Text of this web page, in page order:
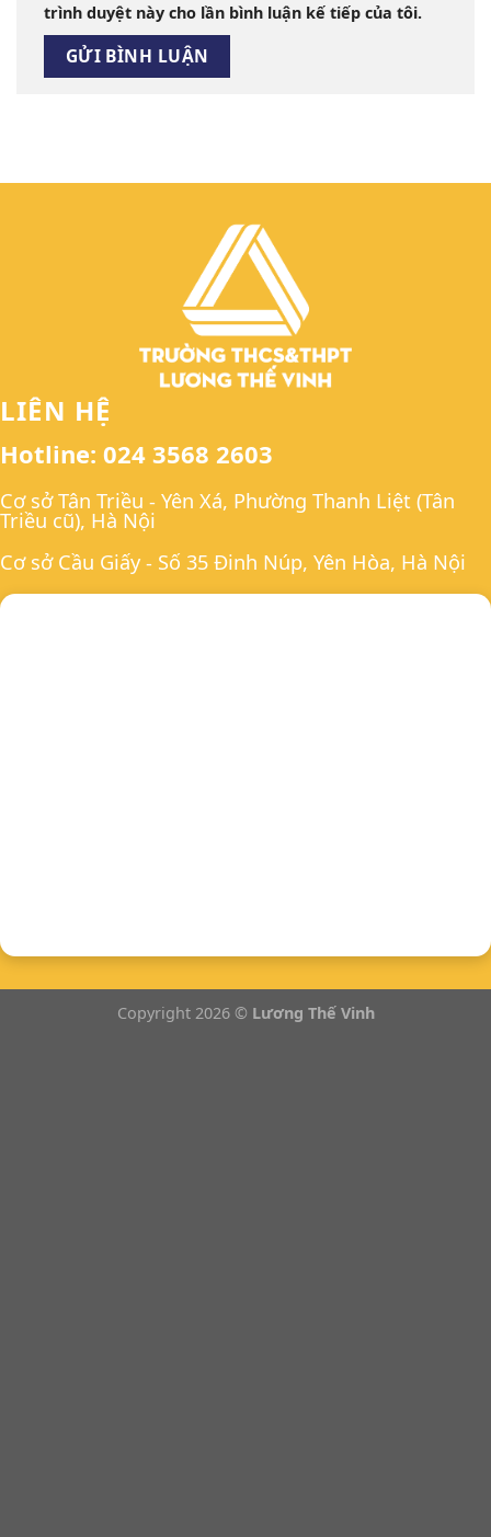
trình duyệt này cho lần bình luận kế tiếp của tôi.
LIÊN HỆ
Hotline: 024 3568 2603
Cơ sở Tân Triều - Yên Xá, Phường Thanh Liệt (Tân
Triều cũ), Hà Nội
Cơ sở Cầu Giấy - Số 35 Đinh Núp, Yên Hòa, Hà Nội
Copyright 2026 © Lương Thế Vinh